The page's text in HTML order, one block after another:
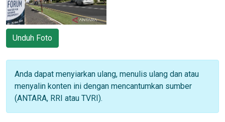
Unduh Foto
Anda dapat menyiarkan ulang, menulis ulang dan atau
menyalin konten ini dengan mencantumkan sumber
(ANTARA, RRI atau TVRI).